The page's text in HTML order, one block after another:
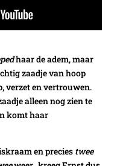
haar de adem, maar
zaadje van hoop
verzet en vertrouwen.
alleen nog zien te
komt haar
en precies twee